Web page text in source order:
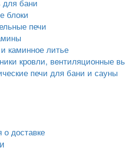
бани
блоки
печи
каминное литье
кровли, вeнтиляционные
печи для бани и сауны
доставке